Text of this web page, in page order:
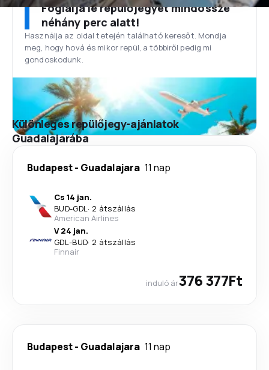
Foglalja le repülőjegyét mindössze
néhány perc alatt!
Használja az oldal tetején található keresőt. Mondja
meg, hogy hová és mikor repül, a többiről pedig mi
gondoskodunk.
Különleges repülőjegy-ajánlatok
Guadalajarába
Budapest- Guadalajara 11 nap
Cs 14 jan.
BUD-GDL· 2 átszállás
American Airlines
V 24 jan.
GDL-BUD· 2 átszállás
Finnair
induló ár376 377Ft
Budapest- Guadalajara 11 nap